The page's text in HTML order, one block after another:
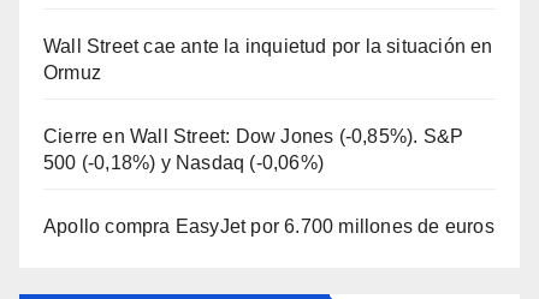
Wall Street cae ante la inquietud por la situación en
Ormuz
Cierre en Wall Street: Dow Jones (-0,85%). S&P
500 (-0,18%) y Nasdaq (-0,06%)
Apollo compra EasyJet por 6.700 millones de euros